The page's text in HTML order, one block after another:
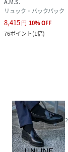
リュック・バックパック
8,415円 10%OFF
76ポイント(1倍)